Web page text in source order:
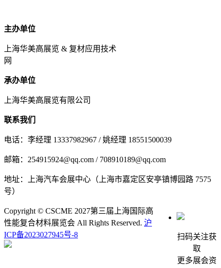
主办单位
上海华美高展览 & 复材应用技术
网
承办单位
上海华美高展览有限公司
联系我们
电话：李经理 13337982967 / 姚经理 18551500039
邮箱：254915924@qq.com / 708910189@qq.com
地址：上海汽车会展中心（上海市嘉定区安亭镇博园路 7575
号）
扫码关注获
取
更多展会资
Copyright © CSCME 2027第三届上海国际高
性能复合材料展览会 All Rights Reserved. 沪
ICP备2023027945号-8